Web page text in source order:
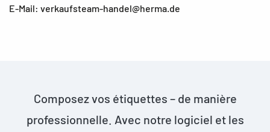
E-Mail: verkaufsteam-handel@herma.de
Composez vos étiquettes – de manière
professionnelle. Avec notre logiciel et les